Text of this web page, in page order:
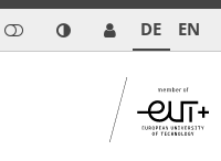
DE EN